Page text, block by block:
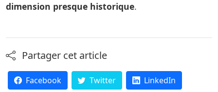
dimension presque historique.
Partager cet article
Facebook Twitter LinkedIn